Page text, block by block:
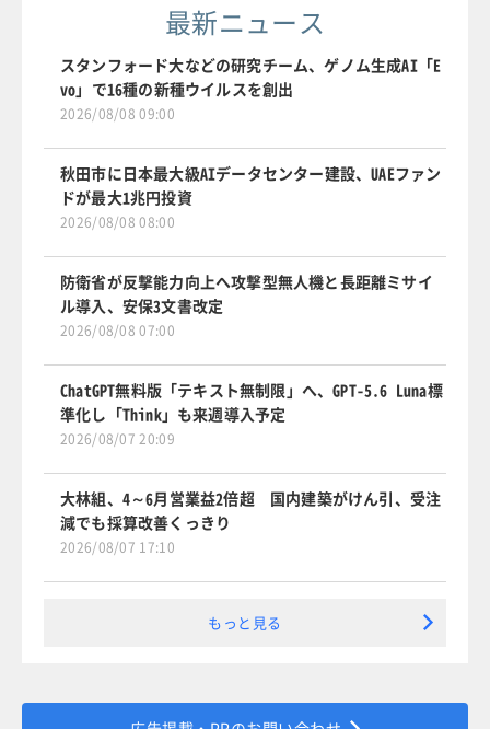
最新ニュース
スタンフォード大などの研究チーム、ゲノム生成AI「E
vo」で16種の新種ウイルスを創出
2026/08/08 09:00
秋田市に日本最大級AIデータセンター建設、UAEファン
ドが最大1兆円投資
2026/08/08 08:00
防衛省が反撃能力向上へ攻撃型無人機と長距離ミサイ
ル導入、安保3文書改定
2026/08/08 07:00
ChatGPT無料版「テキスト無制限」へ、GPT-5.6 Luna標
準化し「Think」も来週導入予定
2026/08/07 20:09
大林組、4～6月営業益2倍超 国内建築がけん引、受注
減でも採算改善くっきり
2026/08/07 17:10
もっと見る